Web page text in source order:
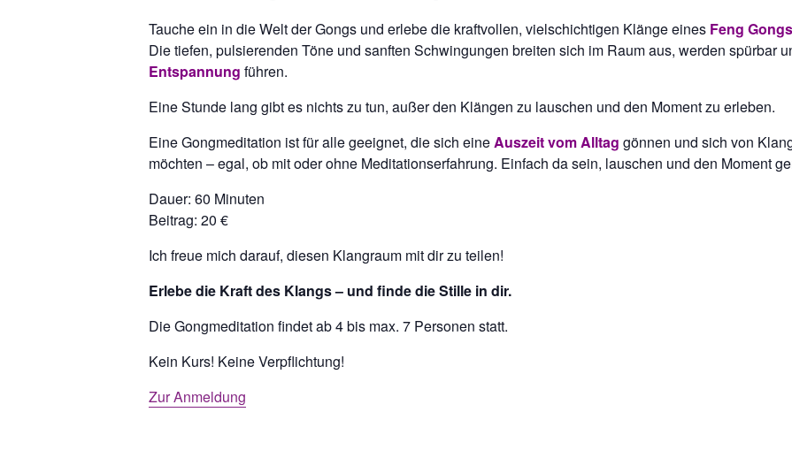
Tauche ein in die Welt der Gongs und erlebe die kraftvollen, vielschichtigen Klänge eines Feng Gongs
Die tiefen, pulsierenden Töne und sanften Schwingungen breiten sich im Raum aus, werden spürbar
Entspannung führen.
Eine Stunde lang gibt es nichts zu tun, außer den Klängen zu lauschen und den Moment zu erleben.
Eine Gongmeditation ist für alle geeignet, die sich eineAuszeit vom Alltag gönnen und sich von
möchten – egal, ob mit oder ohne Meditationserfahrung. Einfach da sein, lauschen und den Moment
Dauer: 60 Minuten
Beitrag: 20 €
Ich freue mich darauf, diesen Klangraum mit dir zu teilen!
Erlebe die Kraft des Klangs – und finde die Stille in dir.
Die Gongmeditation findet ab 4 bis max. 7 Personen statt.
Kein Kurs! Keine Verpflichtung!
Zur Anmeldung